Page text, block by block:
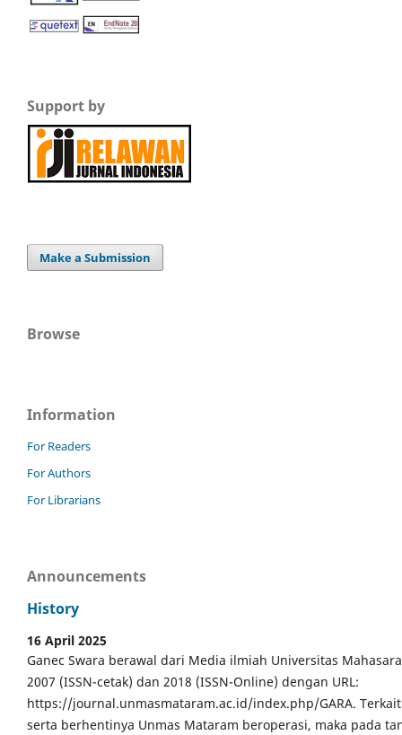
Support by
Make a Submission
Browse
Information
For Readers
For Authors
For Librarians
Announcements
History
16 April 2025
Ganec Swara berawal dari Media ilmiah Universitas
2007 (ISSN-cetak) dan 2018 (ISSN-Online) dengan URL:
https://journal.unmasmataram.ac.id/index.php/GARA.
serta berhentinya Unmas Mataram beroperasi, maka pada